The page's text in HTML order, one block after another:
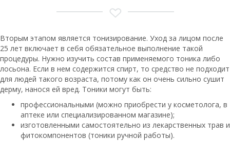
Вторым этапом является тонизирование. Уход за лицом после
25 лет включает в себя обязательное выполнение такой
процедуры. Нужно изучить состав применяемого тоника либо
лосьона. Если в нем содержится спирт, то средство не подходит
для людей такого возраста, потому как он очень сильно сушит
дерму, нанося ей вред. Тоники могут быть:
профессиональными (можно приобрести у косметолога, в
аптеке или специализированном магазине);
изготовленными самостоятельно из лекарственных трав и
фитокомпонентов (тоники ручной работы).